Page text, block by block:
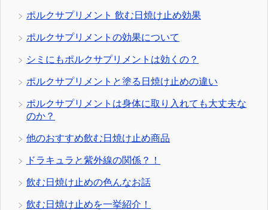
ポルクサプリメント 飲む日焼け止め効果
ポルクサプリメントの効果について
シミにもポルクサプリメントは効くの？
ポルクサプリメントと塗る日焼け止めの違い
ポルクサプリメントは身体に取り入れても大丈夫な
のか？
他のおすすめ飲む日焼け止め商品
ドラキュラと紫外線の関係？！
飲む日焼け止めの色んなお話
飲む日焼け止めを一挙紹介！